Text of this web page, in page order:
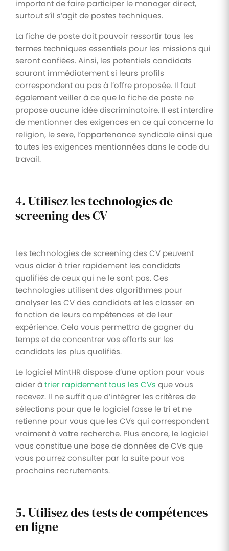
important de faire participer le manager direct,
surtout s’il s’agit de postes techniques.
La fiche de poste doit pouvoir ressortir tous les
termes techniques essentiels pour les missions qui
seront confiées. Ainsi, les potentiels candidats
sauront immédiatement si leurs profils
correspondent ou pas à l’offre proposée. Il faut
également veiller à ce que la fiche de poste ne
propose aucune idée discriminatoire. Il est interdire
de mentionner des exigences en ce qui concerne la
religion, le sexe, l’appartenance syndicale ainsi que
toutes les exigences mentionnées dans le code du
travail.
4. Utilisez les technologies de
screening des CV
Les technologies de screening des CV peuvent
vous aider à trier rapidement les candidats
qualifiés de ceux qui ne le sont pas. Ces
technologies utilisent des algorithmes pour
analyser les CV des candidats et les classer en
fonction de leurs compétences et de leur
expérience. Cela vous permettra de gagner du
temps et de concentrer vos efforts sur les
candidats les plus qualifiés.
Le logiciel MintHR dispose d’une option pour vous
aider à trier rapidement tous les CVs que vous
recevez. Il ne suffit que d’intégrer les critères de
sélections pour que le logiciel fasse le tri et ne
retienne pour vous que les CVs qui correspondent
vraiment à votre recherche. Plus encore, le logiciel
vous constitue une base de données de CVs que
vous pourrez consulter par la suite pour vos
prochains recrutements.
5. Utilisez des tests de compétences
en ligne